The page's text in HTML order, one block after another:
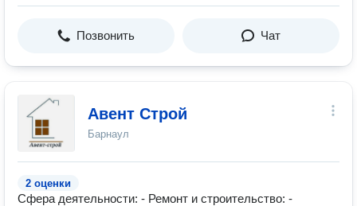
Позвонить Чат
Авент Строй
Барнаул
2 оценки
Сфера деятельности: - Ремонт и строительство: -